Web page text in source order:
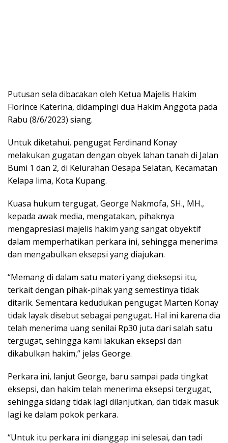
Putusan sela dibacakan oleh Ketua Majelis Hakim
Florince Katerina, didampingi dua Hakim Anggota pada
Rabu (8/6/2023) siang.
Untuk diketahui, pengugat Ferdinand Konay
melakukan gugatan dengan obyek lahan tanah di Jalan
Bumi 1 dan 2, di Kelurahan Oesapa Selatan, Kecamatan
Kelapa lima, Kota Kupang.
Kuasa hukum tergugat, George Nakmofa, SH., MH.,
kepada awak media, mengatakan, pihaknya
mengapresiasi majelis hakim yang sangat obyektif
dalam memperhatikan perkara ini, sehingga menerima
dan mengabulkan eksepsi yang diajukan.
“Memang di dalam satu materi yang dieksepsi itu,
terkait dengan pihak-pihak yang semestinya tidak
ditarik. Sementara kedudukan pengugat Marten Konay
tidak layak disebut sebagai pengugat. Hal ini karena dia
telah menerima uang senilai Rp30 juta dari salah satu
tergugat, sehingga kami lakukan eksepsi dan
dikabulkan hakim,” jelas George.
Perkara ini, lanjut George, baru sampai pada tingkat
eksepsi, dan hakim telah menerima eksepsi tergugat,
sehingga sidang tidak lagi dilanjutkan, dan tidak masuk
lagi ke dalam pokok perkara.
“Untuk itu perkara ini dianggap ini selesai, dan tadi